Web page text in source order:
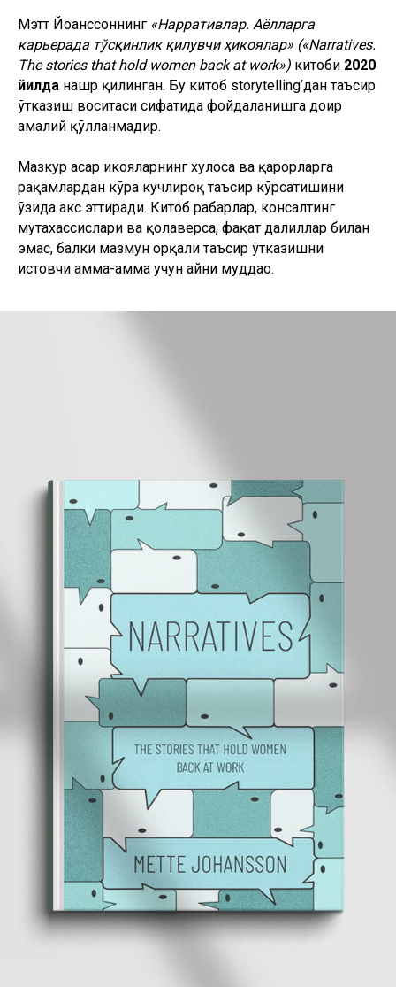
Мэтт Йоҳанссоннинг «Нарративлар. Аёлларга
карьерада тўсқинлик қилувчи ҳикоялар» («Narratives.
The stories that hold women back at work») китоби 2020
йилда нашр қилинган. Бу китоб storytelling’дан таъсир
ўтказиш воситаси сифатида фойдаланишга доир
амалий қўлланмадир.
Мазкур асар ҳикояларнинг хулоса ва қарорларга
рақамлардан кўра кучлироқ таъсир кўрсатишини
ўзида акс эттиради. Китоб раҳбарлар, консалтинг
мутахассислари ва қолаверса, фақат далиллар билан
эмас, балки мазмун орқали таъсир ўтказишни
истовчи ҳамма-ҳамма учун айни муддао.